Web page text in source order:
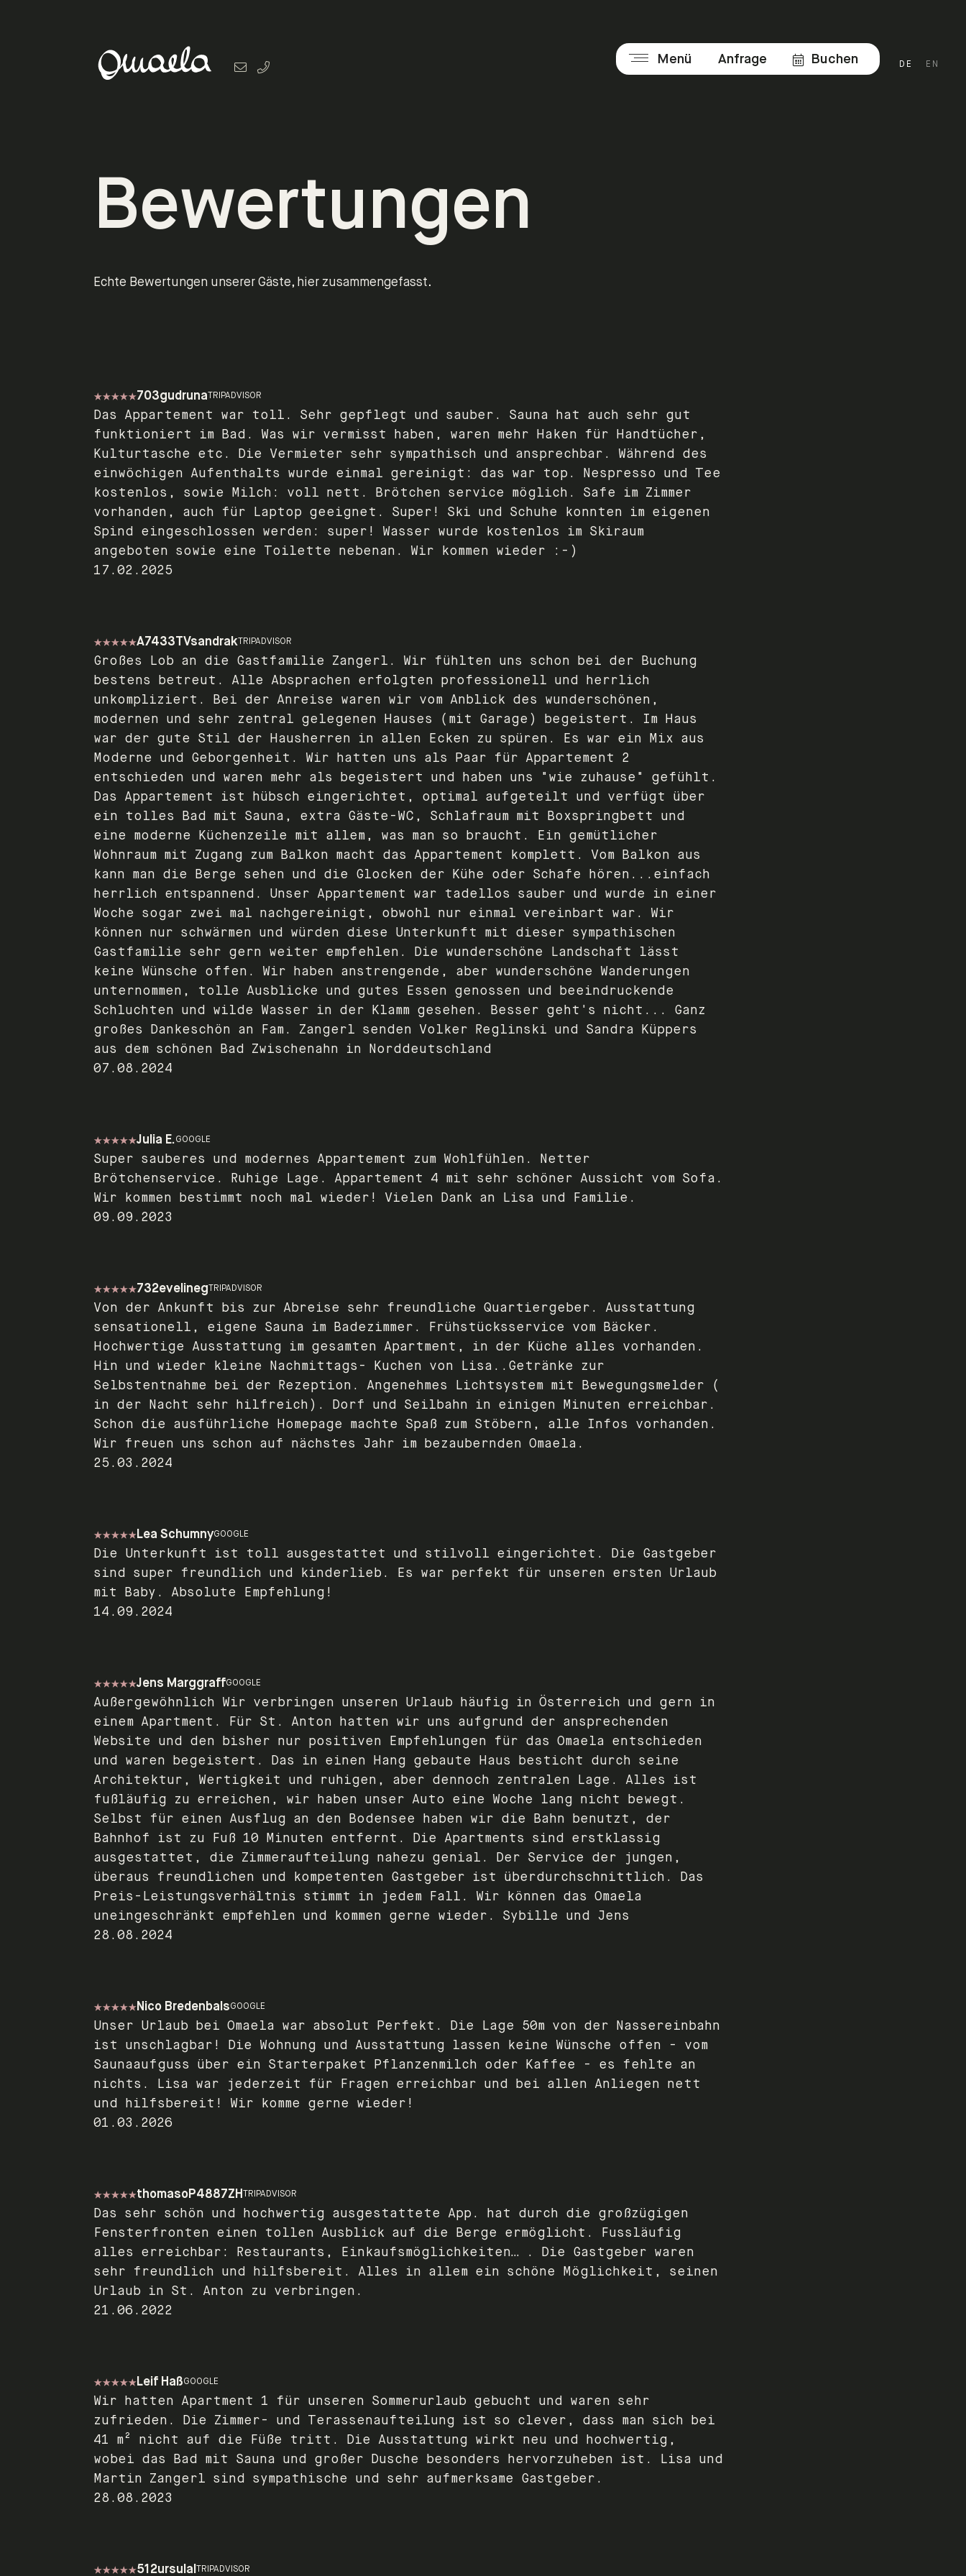
Menü Anfrage Buchen DE EN
Bewertungen
Echte Bewertungen unserer Gäste, hier zusammengefasst.
703gudruna TRIPADVISOR
Das Appartement war toll. Sehr gepflegt und sauber. Sauna hat auch sehr gut
funktioniert im Bad. Was wir vermisst haben, waren mehr Haken für Handtücher,
Kulturtasche etc. Die Vermieter sehr sympathisch und ansprechbar. Während des
einwöchigen Aufenthalts wurde einmal gereinigt: das war top. Nespresso und Tee
kostenlos, sowie Milch: voll nett. Brötchen service möglich. Safe im Zimmer
vorhanden, auch für Laptop geeignet. Super! Ski und Schuhe konnten im eigenen
Spind eingeschlossen werden: super! Wasser wurde kostenlos im Skiraum
angeboten sowie eine Toilette nebenan. Wir kommen wieder :-)
17.02.2025
A7433TVsandrak TRIPADVISOR
Großes Lob an die Gastfamilie Zangerl. Wir fühlten uns schon bei der Buchung
bestens betreut. Alle Absprachen erfolgten professionell und herrlich
unkompliziert. Bei der Anreise waren wir vom Anblick des wunderschönen,
modernen und sehr zentral gelegenen Hauses (mit Garage) begeistert. Im Haus
war der gute Stil der Hausherren in allen Ecken zu spüren. Es war ein Mix aus
Moderne und Geborgenheit. Wir hatten uns als Paar für Appartement 2
entschieden und waren mehr als begeistert und haben uns "wie zuhause" gefühlt.
Das Appartement ist hübsch eingerichtet, optimal aufgeteilt und verfügt über
ein tolles Bad mit Sauna, extra Gäste-WC, Schlafraum mit Boxspringbett und
eine moderne Küchenzeile mit allem, was man so braucht. Ein gemütlicher
Wohnraum mit Zugang zum Balkon macht das Appartement komplett. Vom Balkon aus
kann man die Berge sehen und die Glocken der Kühe oder Schafe hören...einfach
herrlich entspannend. Unser Appartement war tadellos sauber und wurde in einer
Woche sogar zwei mal nachgereinigt, obwohl nur einmal vereinbart war. Wir
können nur schwärmen und würden diese Unterkunft mit dieser sympathischen
Gastfamilie sehr gern weiter empfehlen. Die wunderschöne Landschaft lässt
keine Wünsche offen. Wir haben anstrengende, aber wunderschöne Wanderungen
unternommen, tolle Ausblicke und gutes Essen genossen und beeindruckende
Schluchten und wilde Wasser in der Klamm gesehen. Besser geht's nicht... Ganz
großes Dankeschön an Fam. Zangerl senden Volker Reglinski und Sandra Küppers
aus dem schönen Bad Zwischenahn in Norddeutschland
07.08.2024
Julia E.GOOGLE
Super sauberes und modernes Appartement zum Wohlfühlen. Netter
Brötchenservice. Ruhige Lage. Appartement 4 mit sehr schöner Aussicht vom Sofa.
Wir kommen bestimmt noch mal wieder! Vielen Dank an Lisa und Familie.
09.09.2023
732evelineg TRIPADVISOR
Von der Ankunft bis zur Abreise sehr freundliche Quartiergeber. Ausstattung
sensationell, eigene Sauna im Badezimmer. Frühstücksservice vom Bäcker.
Hochwertige Ausstattung im gesamten Apartment, in der Küche alles vorhanden.
Hin und wieder kleine Nachmittags- Kuchen von Lisa..Getränke zur
Selbstentnahme bei der Rezeption. Angenehmes Lichtsystem mit Bewegungsmelder (
in der Nacht sehr hilfreich). Dorf und Seilbahn in einigen Minuten erreichbar.
Schon die ausführliche Homepage machte Spaß zum Stöbern, alle Infos vorhanden.
Wir freuen uns schon auf nächstes Jahr im bezaubernden Omaela.
25.03.2024
Lea SchumnyGOOGLE
Die Unterkunft ist toll ausgestattet und stilvoll eingerichtet. Die Gastgeber
sind super freundlich und kinderlieb. Es war perfekt für unseren ersten Urlaub
mit Baby. Absolute Empfehlung!
14.09.2024
Jens MarggraffGOOGLE
Außergewöhnlich Wir verbringen unseren Urlaub häufig in Österreich und gern in
einem Apartment. Für St. Anton hatten wir uns aufgrund der ansprechenden
Website und den bisher nur positiven Empfehlungen für das Omaela entschieden
und waren begeistert. Das in einen Hang gebaute Haus besticht durch seine
Architektur, Wertigkeit und ruhigen, aber dennoch zentralen Lage. Alles ist
fußläufig zu erreichen, wir haben unser Auto eine Woche lang nicht bewegt.
Selbst für einen Ausflug an den Bodensee haben wir die Bahn benutzt, der
Bahnhof ist zu Fuß 10 Minuten entfernt. Die Apartments sind erstklassig
ausgestattet, die Zimmeraufteilung nahezu genial. Der Service der jungen,
überaus freundlichen und kompetenten Gastgeber ist überdurchschnittlich. Das
Preis-Leistungsverhältnis stimmt in jedem Fall. Wir können das Omaela
uneingeschränkt empfehlen und kommen gerne wieder. Sybille und Jens
28.08.2024
Nico BredenbalsGOOGLE
Unser Urlaub bei Omaela war absolut Perfekt. Die Lage 50m von der Nassereinbahn
ist unschlagbar! Die Wohnung und Ausstattung lassen keine Wünsche offen - vom
Saunaaufguss über ein Starterpaket Pflanzenmilch oder Kaffee - es fehlte an
nichts. Lisa war jederzeit für Fragen erreichbar und bei allen Anliegen nett
und hilfsbereit! Wir komme gerne wieder!
01.03.2026
thomasoP4887ZH TRIPADVISOR
Das sehr schön und hochwertig ausgestattete App. hat durch die großzügigen
Fensterfronten einen tollen Ausblick auf die Berge ermöglicht. Fussläufig
alles erreichbar: Restaurants, Einkaufsmöglichkeiten… . Die Gastgeber waren
sehr freundlich und hilfsbereit. Alles in allem ein schöne Möglichkeit, seinen
Urlaub in St. Anton zu verbringen.
21.06.2022
Leif HaßGOOGLE
Wir hatten Apartment 1 für unseren Sommerurlaub gebucht und waren sehr
zufrieden. Die Zimmer- und Terassenaufteilung ist so clever, dass man sich bei
41 m² nicht auf die Füße tritt. Die Ausstattung wirkt neu und hochwertig,
wobei das Bad mit Sauna und großer Dusche besonders hervorzuheben ist. Lisa und
Martin Zangerl sind sympathische und sehr aufmerksame Gastgeber.
28.08.2023
512ursulal TRIPADVISOR